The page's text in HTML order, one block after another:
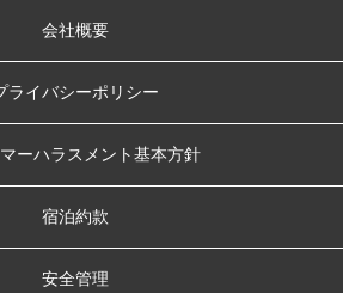
会社概要
ライバシーポリシー
ーハラスメント基本方針
宿泊約款
安全管理